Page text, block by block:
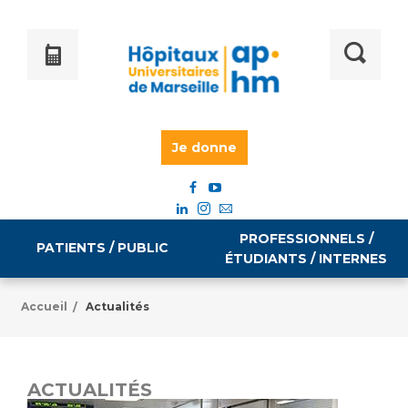
Je donne
PATIENTS / PUBLIC
Accès à votre dossier médical
PROFESSIONNELS /
ÉTUDIANTS / INTERNES
Emploi / formation
Accueil / Actualités
ACTUALITÉS